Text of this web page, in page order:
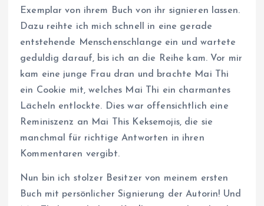
Exemplar von ihrem Buch von ihr signieren lassen.
Dazu reihte ich mich schnell in eine gerade
entstehende Menschenschlange ein und wartete
geduldig darauf, bis ich an die Reihe kam. Vor mir
kam eine junge Frau dran und brachte Mai Thi
ein Cookie mit, welches Mai Thi ein charmantes
Lächeln entlockte. Dies war offensichtlich eine
Reminiszenz an Mai This Keksemojis, die sie
manchmal für richtige Antworten in ihren
Kommentaren vergibt.
Nun bin ich stolzer Besitzer von meinem ersten
Buch mit persönlicher Signierung der Autorin! Und